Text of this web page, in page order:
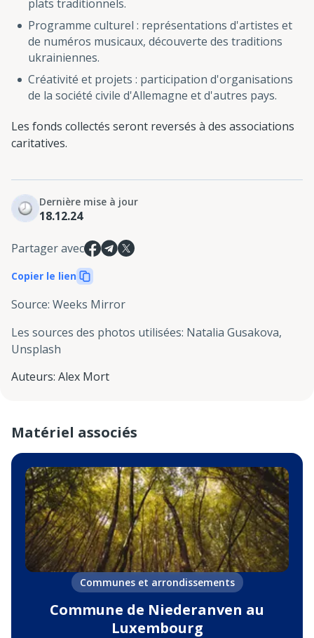
plats traditionnels.
Programme culturel : représentations d'artistes et
de numéros musicaux, découverte des traditions
ukrainiennes.
Créativité et projets : participation d'organisations
de la société civile d'Allemagne et d'autres pays.
Les fonds collectés seront reversés à des associations
caritatives.
Dernière mise à jour
18.12.24
Partager avec
Copier le lien
Source: Weeks Mirror
Les sources des photos utilisées: Natalia Gusakova,
Unsplash
Auteurs: Alex Mort
Matériel associés
Communes et arrondissements
Commune de Niederanven au
Luxembourg